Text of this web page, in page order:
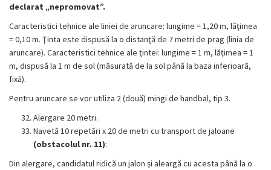
declarat „nepromovat”.
Caracteristici tehnice ale liniei de aruncare: lungime = 1,20 m, lăţimea
= 0,10 m. Ţinta este dispusă la o distanţă de 7 metri de prag (linia de
aruncare). Caracteristici tehnice ale ţintei: lungime = 1 m, lăţimea = 1
m, dispusă la 1 m de sol (măsurată de la sol până la baza inferioară,
fixă).
Pentru aruncare se vor utiliza 2 (două) mingi de handbal, tip 3.
Alergare 20 metri.
Navetă 10 repetări x 20 de metri cu transport de jaloane
(obstacolul nr. 11):
Din alergare, candidatul ridică un jalon și aleargă cu acesta până la o